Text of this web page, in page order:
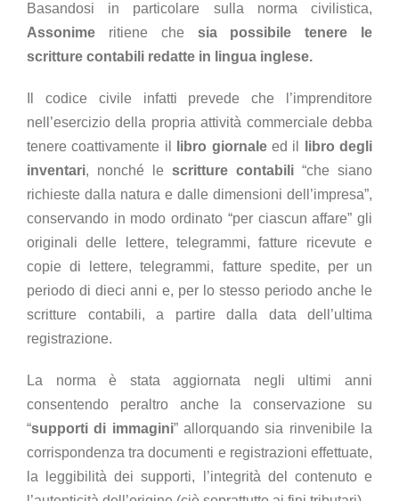
Basandosi in particolare sulla norma civilistica,
Assonime ritiene che sia possibile tenere le
scritture contabili redatte in lingua inglese.
Il codice civile infatti prevede che l’imprenditore
nell’esercizio della propria attività commerciale debba
tenere coattivamente il
libro giornaleed il
libro degli
inventari, nonché le scritture contabili “che siano
richieste dalla natura e dalle dimensioni dell’impresa”,
conservando in modo ordinato “per ciascun affare” gli
originali delle lettere, telegrammi, fatture ricevute e
copie di lettere, telegrammi, fatture spedite, per un
periodo di dieci anni e, per lo stesso periodo anche le
scritture contabili, a partire dalla data dell’ultima
registrazione.
La norma è stata aggiornata negli ultimi anni
consentendo peraltro anche la conservazione su
“supporti di immagini” allorquando sia rinvenibile la
corrispondenza tra documenti e registrazioni effettuate,
la leggibilità dei supporti, l’integrità del contenuto e